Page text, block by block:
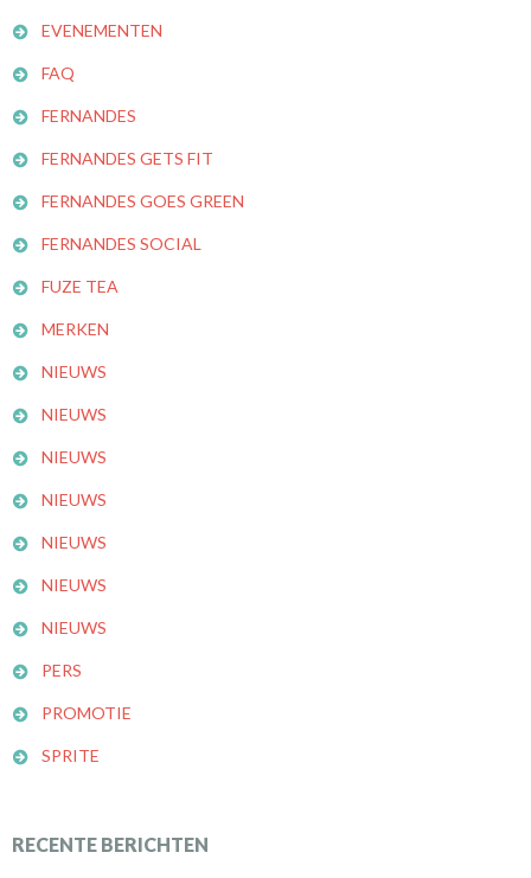
EVENEMENTEN
FAQ
FERNANDES
FERNANDES GETS FIT
FERNANDES GOES GREEN
FERNANDES SOCIAL
FUZE TEA
MERKEN
NIEUWS
NIEUWS
NIEUWS
NIEUWS
NIEUWS
NIEUWS
NIEUWS
PERS
PROMOTIE
SPRITE
RECENTE BERICHTEN